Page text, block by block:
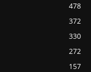
478
372
330
272
157